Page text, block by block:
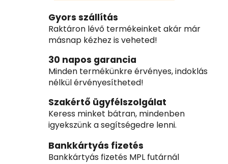
Gyors szállítás
Raktáron lévő termékeinket akár már
másnap kézhez is veheted!
30 napos garancia
Minden termékünkre érvényes, indoklás
nélkül érvényesítheted!
Szakértő ügyfélszolgálat
Keress minket bátran, mindenben
igyekszünk a segítségedre lenni.
Bankkártyás fizetés
Bankkártyás fizetés MPL futárnál